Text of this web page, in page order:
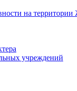
на
учреждений